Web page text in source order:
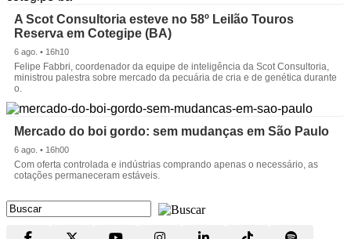
A Scot Consultoria esteve no 58º Leilão Touros
Reserva em Cotegipe (BA)
6 ago. • 16h10
Felipe Fabbri, coordenador da equipe de inteligência da Scot Consultoria,
ministrou palestra sobre mercado da pecuária de cria e de genética durante
o.
Mercado do boi gordo: sem mudanças em São Paulo
6 ago. • 16h00
Com oferta controlada e indústrias comprando apenas o necessário, as
cotações permaneceram estáveis.